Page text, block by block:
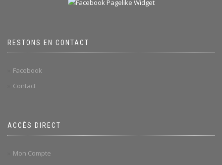
RESTONS EN CONTACT
Facebook
Contact
ACCÈS DIRECT
Mon Compte